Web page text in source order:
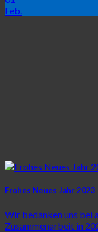
Feb.
Frohes Neues Jahr 2023
Wir bedanken uns bei
Zusammenarbeit in